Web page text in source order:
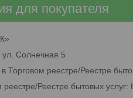
для покупателя
ул. Солнечная 5
в Торговом реестре/Реестре
Реестре бытовых